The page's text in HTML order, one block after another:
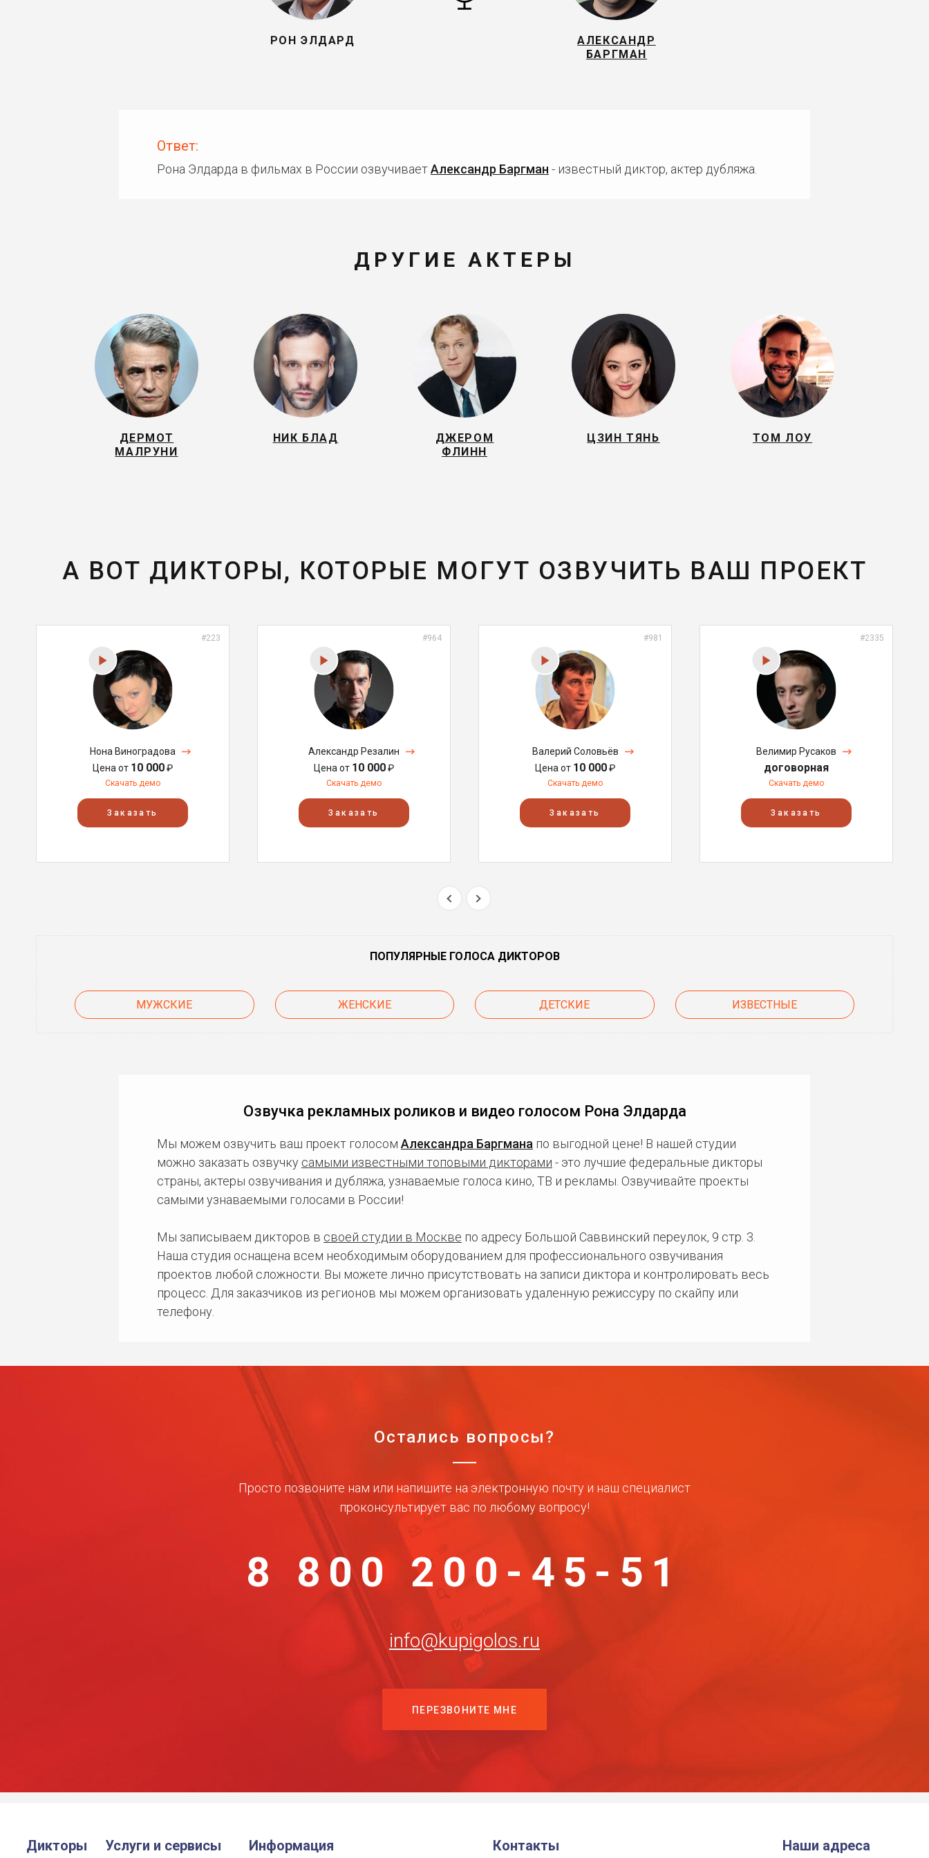
РОН ЭЛДАРД
АЛЕКСАНДР
БАРГМАН
Ответ:
Рона Элдарда в фильмах в России озвучиваетАлександр Баргман - известный диктор, актер дубляжа.
ДРУГИЕ АКТЕРЫ
ДЕРМОТ
МАЛРУНИ
НИК БЛАД
ДЖЕРОМ
ФЛИНН
ЦЗИН ТЯНЬ ТОМ ЛОУ
А ВОТ ДИКТОРЫ, КОТОРЫЕ МОГУТ ОЗВУЧИТЬ ВАШ ПРОЕКТ
#223
Нона Виноградова
Цена от 10 000₽
Скачать демо
Заказать
#964
Александр Резалин
Цена от 10 000₽
Скачать демо
Заказать
#981
Валерий Соловьёв
Цена от 10 000₽
Скачать демо
Заказать
#2335
Велимир Русаков
договорная
Скачать демо
Заказать
ПОПУЛЯРНЫЕ ГОЛОСА ДИКТОРОВ
МУЖСКИЕ ЖЕНСКИЕ ДЕТСКИЕ ИЗВЕСТНЫЕ
Озвучка рекламных роликов и видео голосом Рона Элдарда
Мы можем озвучить ваш проект голосом Александра Баргмана по выгодной цене! В нашей студии
можно заказать озвучку самыми известными топовыми дикторами - это лучшие федеральные дикторы
страны, актеры озвучивания и дубляжа, узнаваемые голоса кино, ТВ и рекламы. Озвучивайте проекты
самыми узнаваемыми голосами в России!
Мы записываем дикторов в своей студии в Москве по адресу Большой Саввинский переулок, 9 стр. 3.
Наша студия оснащена всем необходимым оборудованием для профессионального озвучивания
проектов любой сложности. Вы можете лично присутствовать на записи диктора и контролировать весь
процесс. Для заказчиков из регионов мы можем организовать удаленную режиссуру по скайпу или
телефону.
Остались вопросы?
Просто позвоните нам или напишите на электронную почту и наш специалист
проконсультирует вас по любому вопросу!
8 800 200-45-51
info@kupigolos.ru
ПЕРЕЗВОНИТЕ МНЕ
Дикторы Услуги и сервисы Информация Контакты Наши адреса